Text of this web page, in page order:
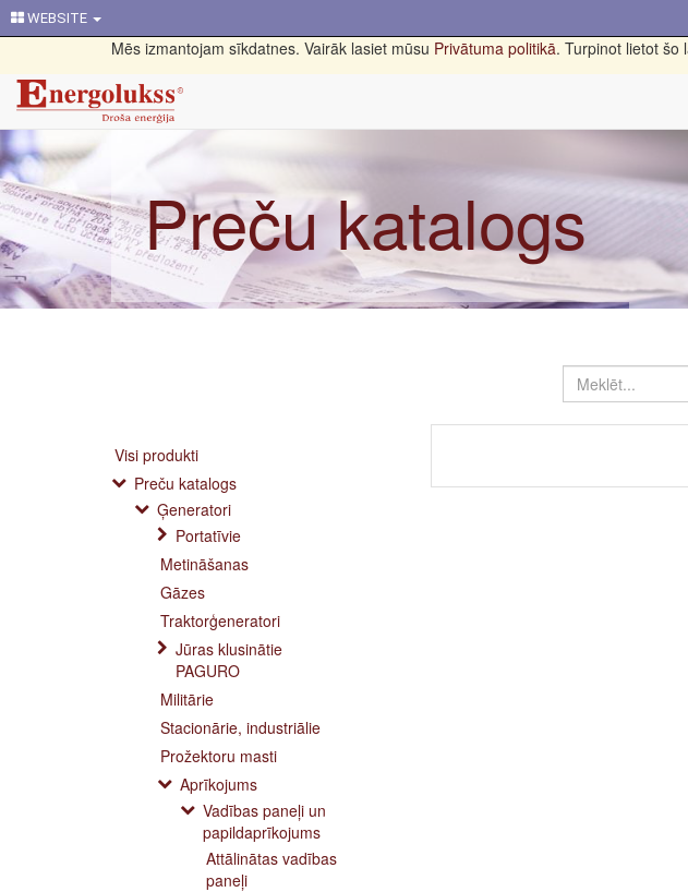
WEBSITE
Mēs izmantojam sīkdatnes. Vairāk lasiet mūsu Privātuma politikā. Turpinot lietot šo
Preču katalogs
Visi produkti
Preču katalogs
Ģeneratori
Portatīvie
Metināšanas
Gāzes
Traktorģeneratori
Jūras klusinātie
PAGURO
Militārie
Stacionārie, industriālie
Prožektoru masti
Aprīkojums
Vadības paneļi un
papildaprīkojums
Attālinātas vadības
paneļi